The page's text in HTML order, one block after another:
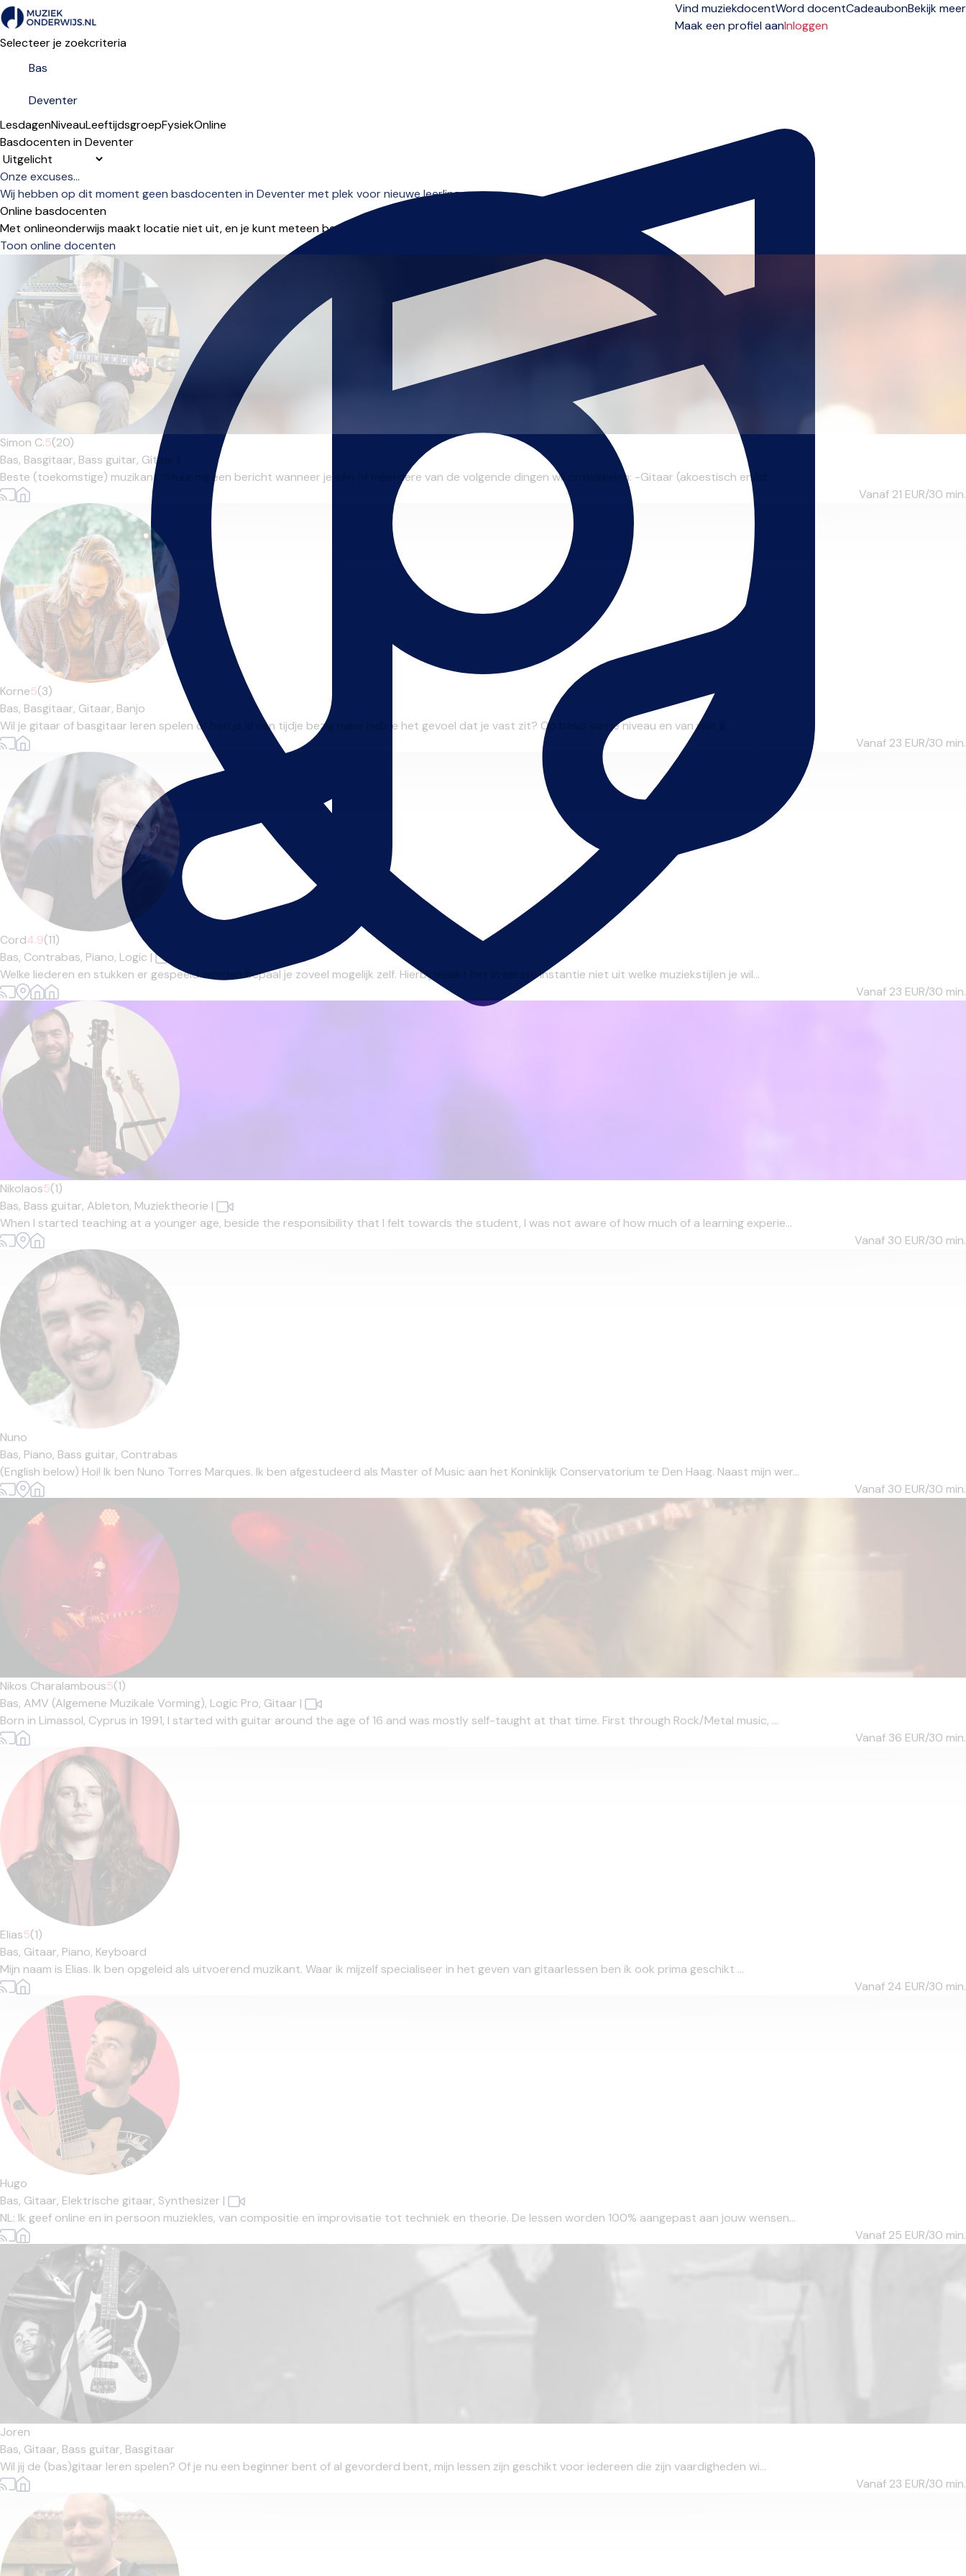
Vind muziekdocentWord docentCadeaubonBekijk meer
Maak een profiel aanInloggen
Selecteer je zoekcriteria
LesdagenNiveauLeeftijdsgroepFysiekOnline
Basdocenten in Deventer
Sorteervolgorde
Onze excuses...
Wij hebben op dit moment geen basdocenten in Deventer met plek voor nieuwe leerlingen.
Online basdocenten
Met onlineonderwijs maakt locatie niet uit, en je kunt meteen beginnen.
Toon online docenten
Simon C.5(20)
Bas, Basgitaar, Bass guitar, Gitaar
Beste (toekomstige) muzikant, Stuur mij een bericht wanneer je één of meerdere van de volgende dingen wil ontwikkelen: -Gitaar (akoestisch en/of...
Vanaf 21 EUR/30 min.
Korne5(3)
Bas, Basgitaar, Gitaar, Banjo
Wil je gitaar of basgitaar leren spelen of ben je al een tijdje bezig maar heb je het gevoel dat je vast zit? Op basis van je niveau en van wat jij ...
Vanaf 23 EUR/30 min.
Cord4.9(11)
Bas, Contrabas, Piano, Logic |
Welke liederen en stukken er gespeeld worden bepaal je zoveel mogelijk zelf. Hierbij maakt het in eerste instantie niet uit welke muziekstijlen je wil...
Vanaf 23 EUR/30 min.
Nikolaos5(1)
Bas, Bass guitar, Ableton, Muziektheorie |
When I started teaching at a younger age, beside the responsibility that I felt towards the student, I was not aware of how much of a learning experie...
Vanaf 30 EUR/30 min.
Nuno
Bas, Piano, Bass guitar, Contrabas
(English below) Hoi! Ik ben Nuno Torres Marques. Ik ben afgestudeerd als Master of Music aan het Koninklijk Conservatorium te Den Haag. Naast mijn wer...
Vanaf 30 EUR/30 min.
Nikos Charalambous5(1)
Bas, AMV (Algemene Muzikale Vorming), Logic Pro, Gitaar |
Born in Limassol, Cyprus in 1991, I started with guitar around the age of 16 and was mostly self-taught at that time. First through Rock/Metal music, ...
Vanaf 36 EUR/30 min.
Elias5(1)
Bas, Gitaar, Piano, Keyboard
Mijn naam is Elias. Ik ben opgeleid als uitvoerend muzikant. Waar ik mijzelf specialiseer in het geven van gitaarlessen ben ik ook prima geschikt ...
Vanaf 24 EUR/30 min.
Hugo
Bas, Gitaar, Elektrische gitaar, Synthesizer |
NL: Ik geef online en in persoon muziekles, van compositie en improvisatie tot techniek en theorie. De lessen worden 100% aangepast aan jouw wensen...
Vanaf 25 EUR/30 min.
Joren
Bas, Gitaar, Bass guitar, Basgitaar
Wil jij de (bas)gitaar leren spelen? Of je nu een beginner bent of al gevorderd bent, mijn lessen zijn geschikt voor iedereen die zijn vaardigheden wi...
Vanaf 23 EUR/30 min.